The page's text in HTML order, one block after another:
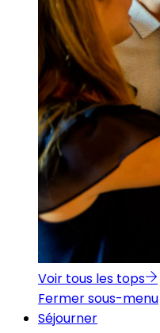
Voir tous les tops
Fermer sous-menu
Séjourner